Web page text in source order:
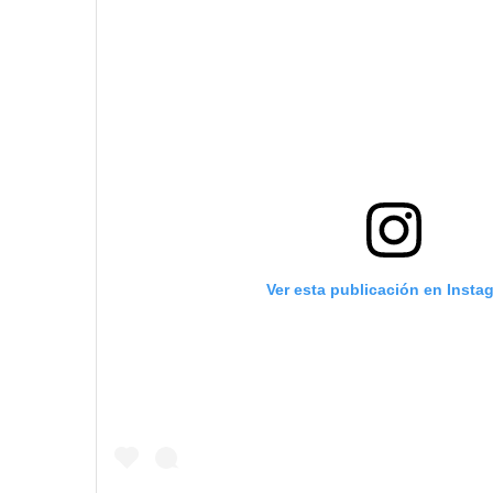
Ver esta publicación en